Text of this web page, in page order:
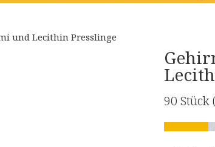
und Lecithin Presslinge
90 Stück